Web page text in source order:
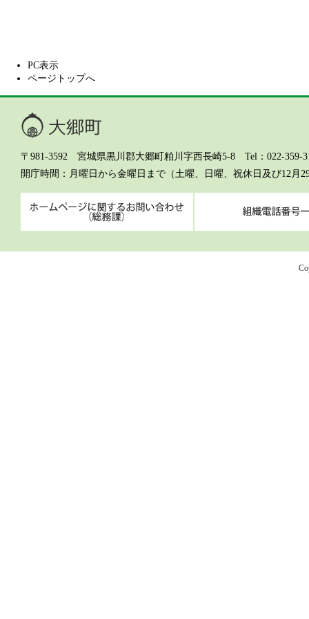
PC表示
ページトップへ
〒981-3592 宮城県黒川郡大郷町粕川字西長崎5-8 Tel：022-359-
開庁時間
月曜日から金曜日まで（土曜、日曜、祝休日及び12月